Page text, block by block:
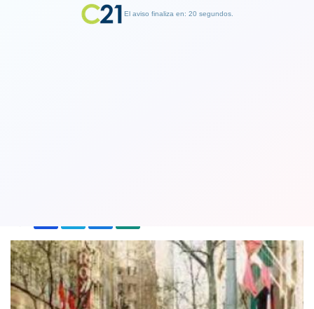
El aviso finaliza en: 19 segundos.